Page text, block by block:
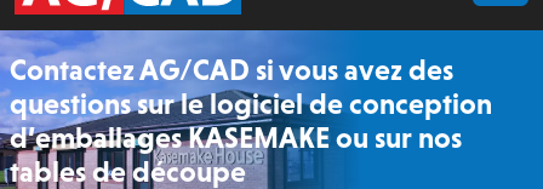
Contactez AG/CAD si vous avez des
questions sur le logiciel de conception
d’emballages KASEMAKE ou sur nos
tables de découpe